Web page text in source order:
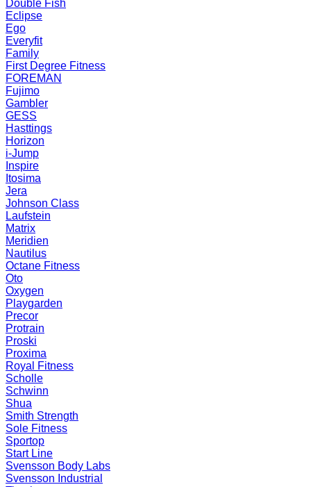
Double Fish
Eclipse
Ego
Everyfit
Family
First Degree Fitness
FOREMAN
Fujimo
Gambler
GESS
Hasttings
Horizon
i-Jump
Inspire
Itosima
Jera
Johnson Class
Laufstein
Matrix
Meridien
Nautilus
Octane Fitness
Oto
Oxygen
Playgarden
Precor
Protrain
Proski
Proxima
Royal Fitness
Scholle
Schwinn
Shua
Smith Strength
Sole Fitness
Sportop
Start Line
Svensson Body Labs
Svensson Industrial